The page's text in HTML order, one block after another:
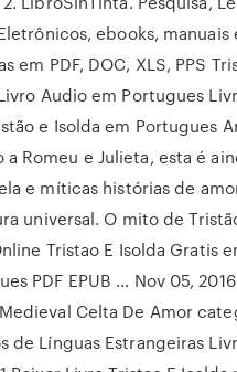
ebooks, manuais
em PDF, DOC, XLS, PPS
Audio em Portugues
e Isolda em Portugues
a Romeu e Julieta, esta é
e míticas histórias de
universal. O mito de
Tristao E Isolda Gratis
PDF EPUB ... Nov 05,
Celta De Amor
de Línguas Estrangeiras